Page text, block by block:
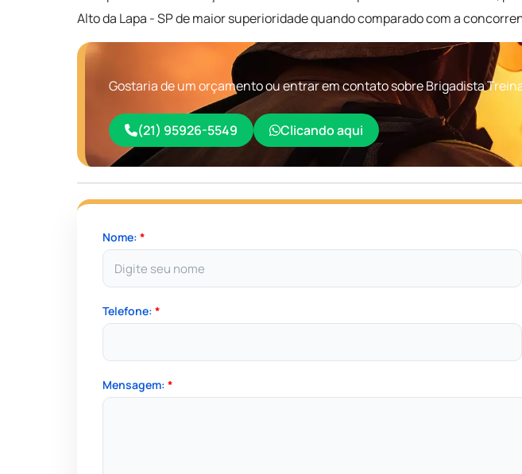
Alto da Lapa - SP de maior superioridade quando comparado com a
Gostaria de um orçamento ou entrar em contato sobre Brigadista
(21) 95926-5549 Clicando aqui
Nome:*
Telefone:*
Mensagem:*